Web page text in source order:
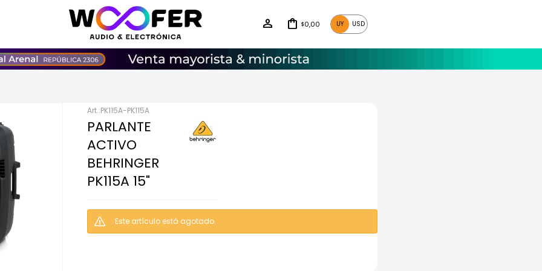
$0,00 UY USD
PK115A-PK115A
PARLANTE
ACTIVO
BEHRINGER
PK115A 15"
Este artículo está agotado.